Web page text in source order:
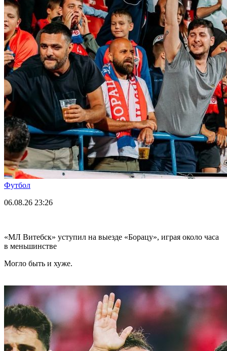
Футбол
06.08.26 23:26
«МЛ Витебск» уступил на выезде «Борацу», играя около часа
в меньшинстве
Могло быть и хуже.